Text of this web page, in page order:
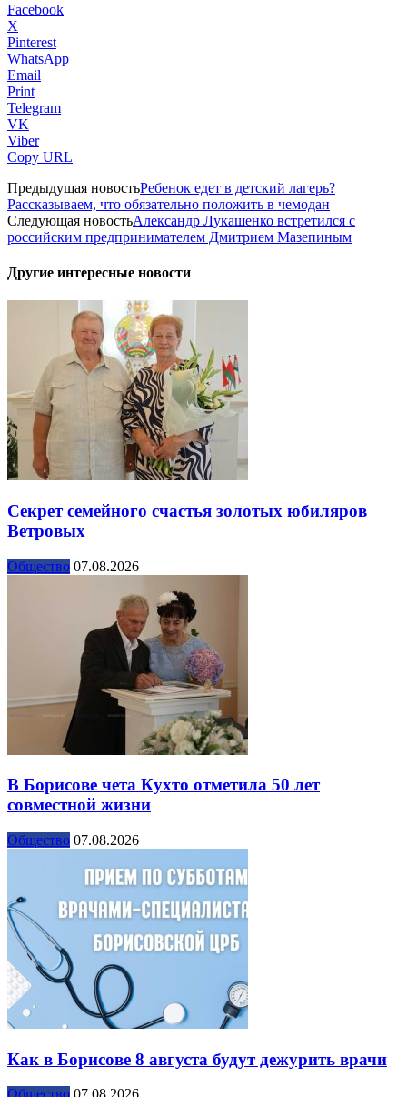
Facebook
X
Pinterest
WhatsApp
Email
Print
Telegram
VK
Viber
Copy URL
Предыдущая новостьРебенок едет в детский лагерь?
Рассказываем, что обязательно положить в чемодан
Следующая новостьАлександр Лукашенко встретился с
российским предпринимателем Дмитрием Мазепиным
Другие интересные новости
Секрет семейного счастья золотых юбиляров
Ветровых
Общество 07.08.2026
В Борисове чета Кухто отметила 50 лет
совместной жизни
Общество 07.08.2026
Как в Борисове 8 августа будут дежурить врачи